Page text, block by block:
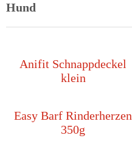
Hund
Anifit Schnappdeckel
klein
Easy Barf Rinderherzen
350g